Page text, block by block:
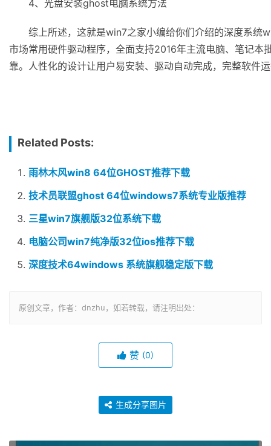
4、光盘安装ghost电脑系统方法
综上所述，这就是win7之家小编给你们介绍的深度系统
市场常用硬件驱动程序，全面支持2016年主流电脑、笔记
靠。人性化的设计让用户易安装、驱动自动完成，完整软件
Related Posts:
雨林木风win8 64位GHOST推荐下载
技术员联盟ghost 64位windows7系统专业版推荐
三星win7旗舰版32位系统下载
电脑公司win7纯净版32位ios推荐下载
深度技术64windows 系统旗舰稳定版下载
原创文章，作者：dnzhu，如若转载，请注明出处：
赞 (0)
生成分享图片